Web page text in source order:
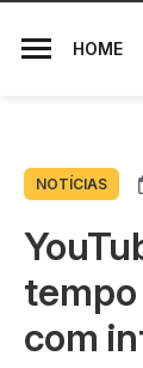
HOME
NOTÍCIAS
com